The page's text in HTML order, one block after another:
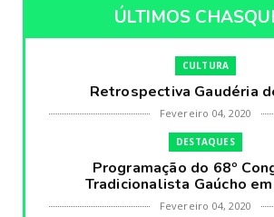
ÚLTIMOS
CULTURA
Retrospectiva Gaudéria
Fevereiro 04, 2020
DESTAQUES
Programação do 68º
Tradicionalista Gaúcho
Fevereiro 04, 2020